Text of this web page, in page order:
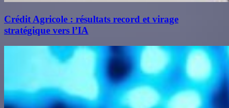
Crédit Agricole : résultats record et virage
stratégique vers l’IA